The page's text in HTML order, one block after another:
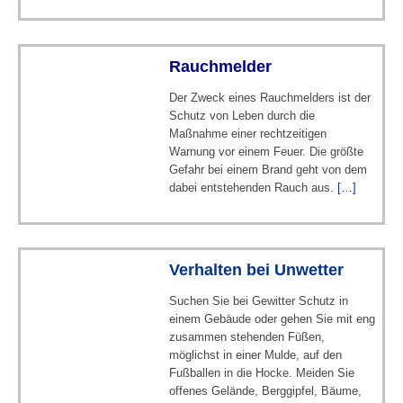
Rauchmelder
Der Zweck eines Rauchmelders ist der
Schutz von Leben durch die
Maßnahme einer rechtzeitigen
Warnung vor einem Feuer. Die größte
Gefahr bei einem Brand geht von dem
dabei entstehenden Rauch aus. […]
Verhalten bei Unwetter
Suchen Sie bei Gewitter Schutz in
einem Gebäude oder gehen Sie mit eng
zusammen stehenden Füßen,
möglichst in einer Mulde, auf den
Fußballen in die Hocke. Meiden Sie
offenes Gelände, Berggipfel, Bäume,